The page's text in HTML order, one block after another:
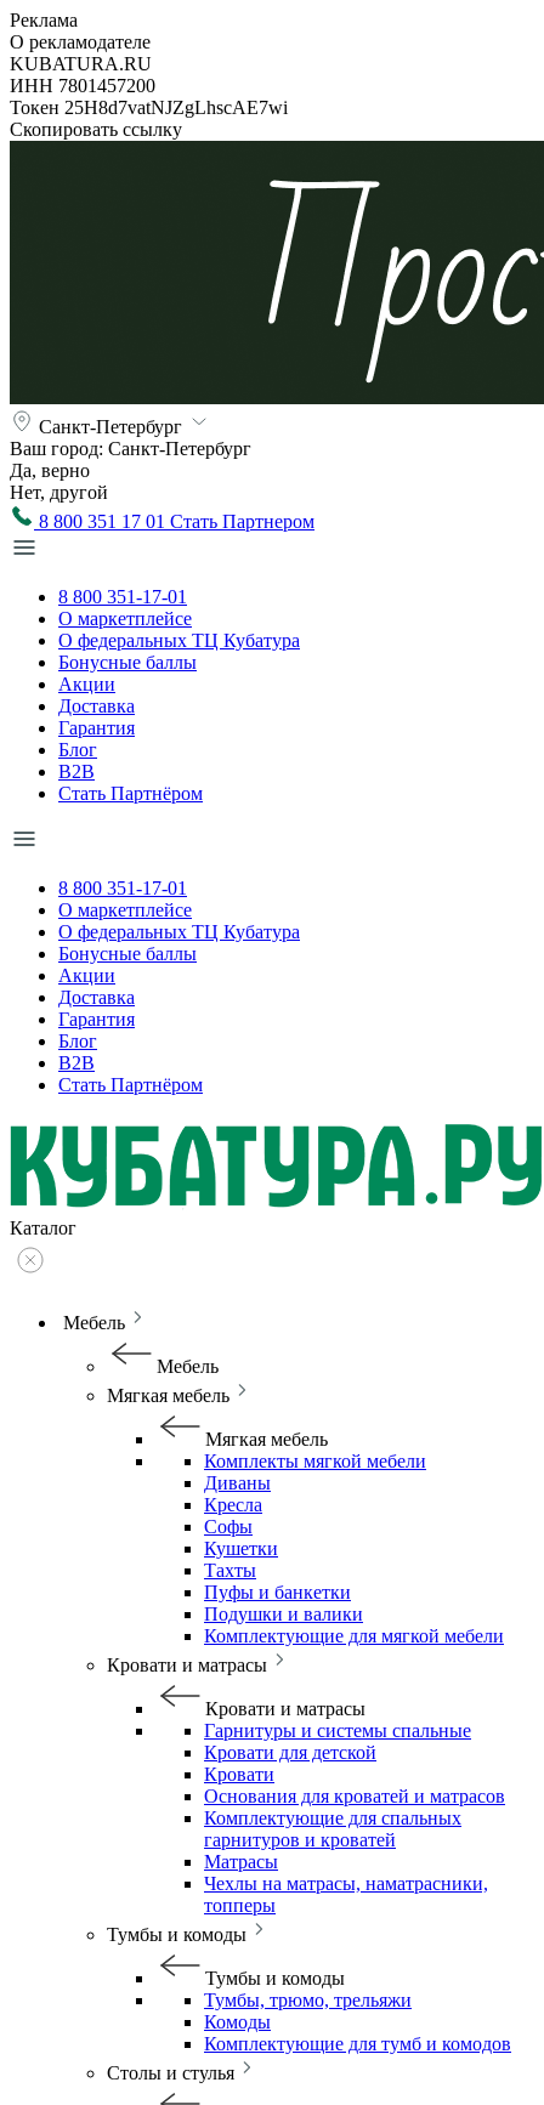
Реклама
О рекламодателе
KUBATURA.RU
ИНН 7801457200
Токен 25H8d7vatNJZgLhscAE7wi
Скопировать ссылку
Санкт-Петербург
Ваш город: Санкт-Петербург
Да, верно
Нет, другой
8 800 351 17 01 Стать Партнером
8 800 351-17-01
О маркетплейсе
О федеральных ТЦ Кубатура
Бонусные баллы
Акции
Доставка
Гарантия
Блог
B2B
Стать Партнёром
8 800 351-17-01
О маркетплейсе
О федеральных ТЦ Кубатура
Бонусные баллы
Акции
Доставка
Гарантия
Блог
B2B
Стать Партнёром
Каталог
Мебель
Мебель
Мягкая мебель
Мягкая мебель
Комплекты мягкой мебели
Диваны
Кресла
Софы
Кушетки
Тахты
Пуфы и банкетки
Подушки и валики
Комплектующие для мягкой мебели
Кровати и матрасы
Кровати и матрасы
Гарнитуры и системы спальные
Кровати для детской
Кровати
Основания для кроватей и матрасов
Комплектующие для спальных
гарнитуров и кроватей
Матрасы
Чехлы на матрасы, наматрасники,
топперы
Тумбы и комоды
Тумбы и комоды
Тумбы, трюмо, трельяжи
Комоды
Комплектующие для тумб и комодов
Столы и стулья